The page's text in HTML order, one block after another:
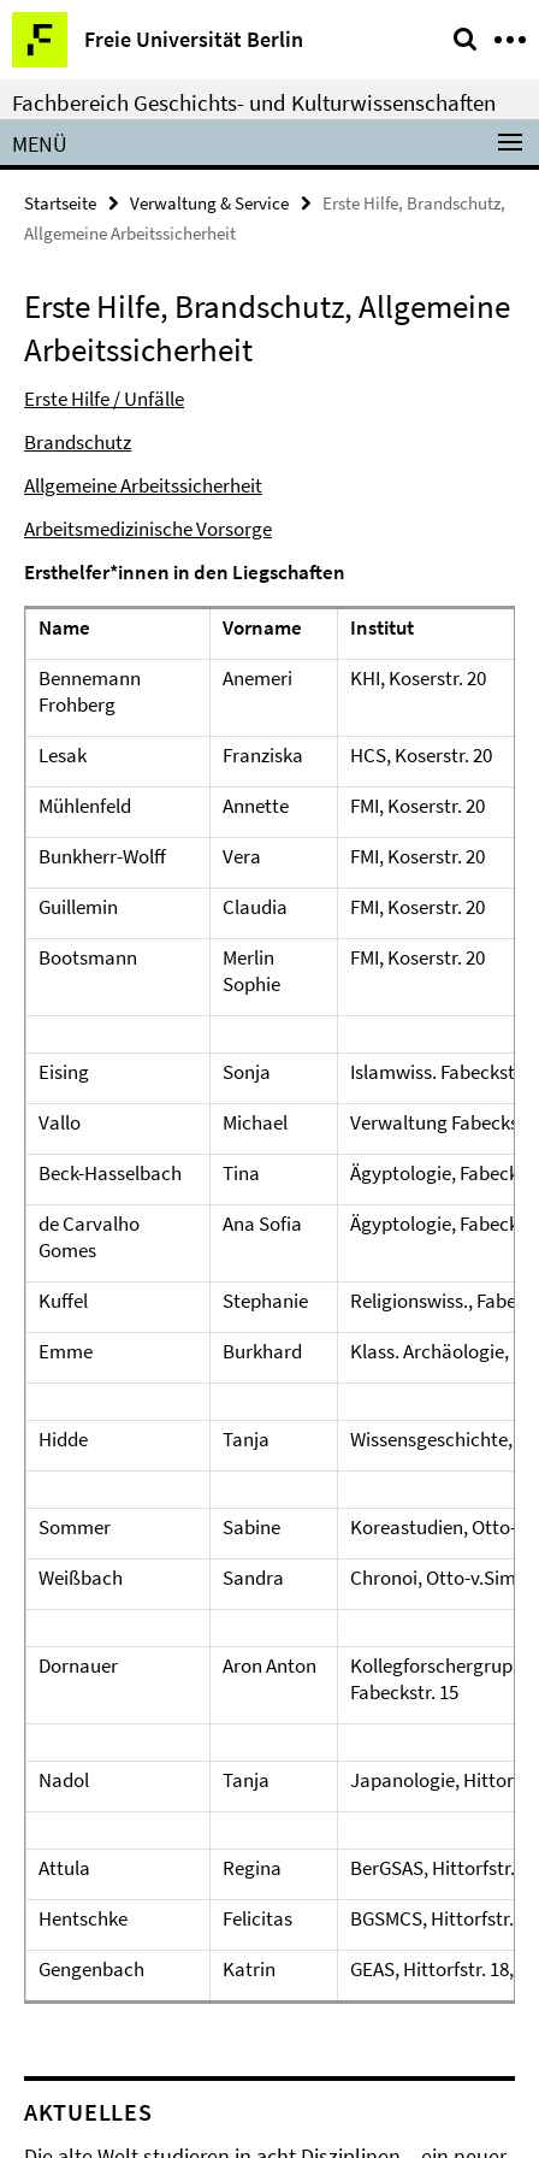
Springe
direkt
zu
Inhalt
Freie Universität Berlin
Service-
Navigation
Fachbereich Geschichts- und Kulturwissenschaften
MENÜ
Startseite Verwaltung & Service
Erste Hilfe, Brandschutz,
Allgemeine Arbeitssicherheit
Erste Hilfe, Brandschutz, Allgemeine
Arbeitssicherheit
Erste Hilfe / Unfälle
Brandschutz
Allgemeine Arbeitssicherheit
Arbeitsmedizinische Vorsorge
Ersthelfer*innen in den Liegschaften
Name Vorname
Institut
Bennemann
Frohberg
Anemeri KHI, Koserstr. 20
Lesak Franziska
HCS, Koserstr. 20
Mühlenfeld
Annette
FMI, Koserstr. 20
Bunkherr-Wolff
Vera
FMI, Koserstr. 20
Guillemin
Claudia
FMI, Koserstr. 20
Bootsmann
Merlin
Sophie
FMI, Koserstr. 20
Eising Sonja
Islamwiss. Fabeckstr.
Vallo
Michael
Verwaltung Fabeckstr.
Beck-Hasselbach
Tina
Ägyptologie,
de Carvalho
Gomes
Ana Sofia Ägyptologie,
Kuffel Stephanie
Religionswiss.,
Emme
Burkhard Klass. Archäologie,
Hidde Tanja Wissensgeschichte,
Sommer Sabine
Koreastudien, Otto-
Weißbach
Sandra Chronoi, Otto-
Dornauer Aron Anton
Kollegforschergruppe
Fabeckstr. 15
Nadol Tanja Japanologie,
Attula Regina
BerGSAS, Hittorfstr.
Hentschke
Felicitas
BGSMCS, Hittorfstr.
Gengenbach
Katrin GEAS, Hittorfstr. 18,
AKTUELLES